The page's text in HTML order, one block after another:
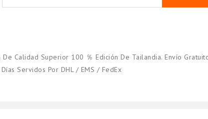
De Calidad Superior 100 ％ Edición De Tailandia. Envío
Servidos Por DHL / EMS / FedEx